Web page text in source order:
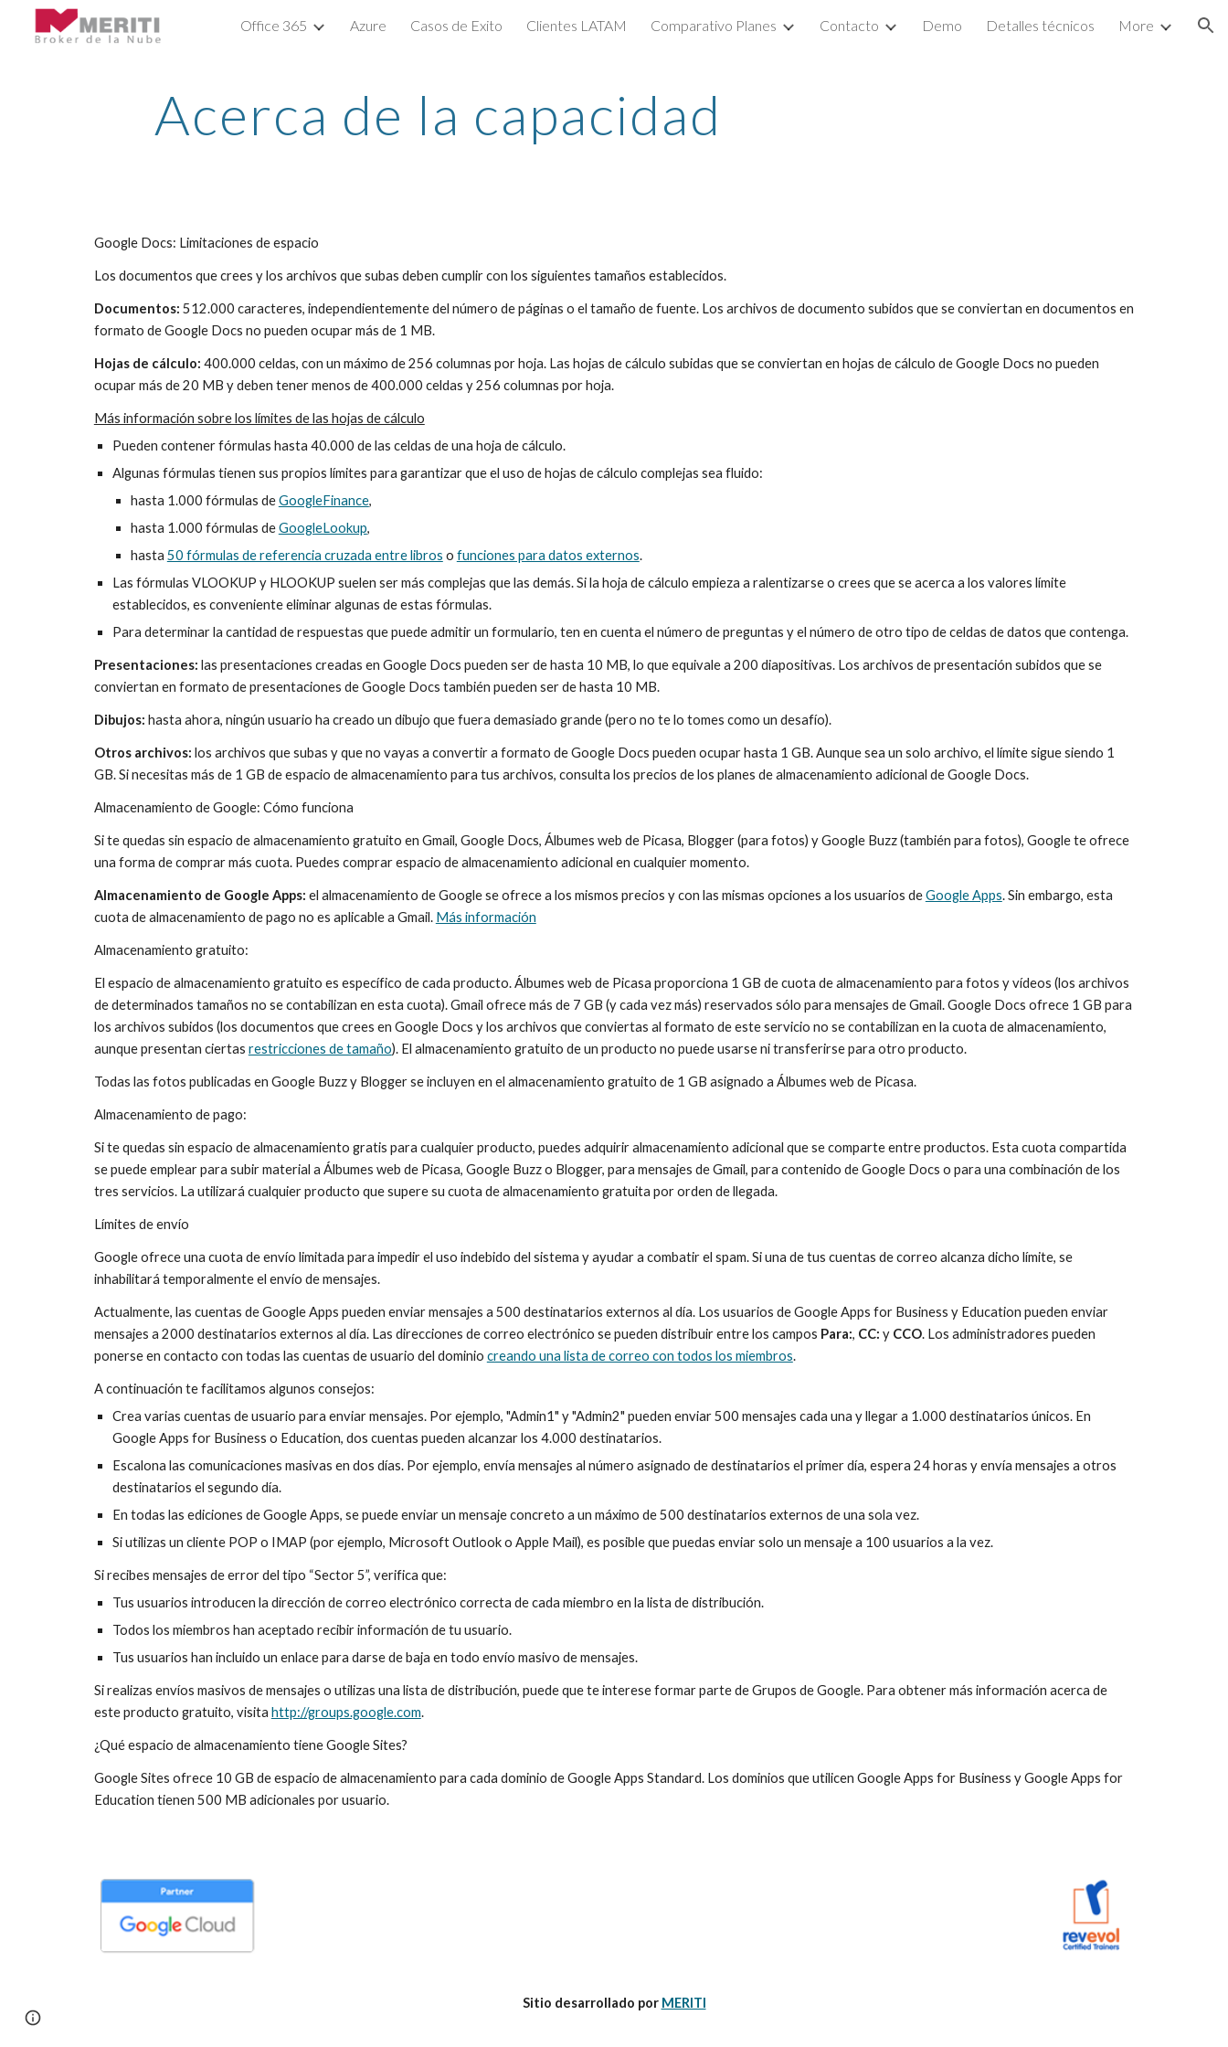
Skip to main content Skip to navigation
Office 365 Azure Casos de Exito Clientes LATAM Comparativo Planes Contacto Demo Detalles técnicos More
Acerca de la capacidad
Google Docs: Limitaciones de espacio
Los documentos que crees y los archivos que subas deben cumplir con los siguientes tamaños establecidos.
Documentos: 512.000 caracteres, independientemente del número de páginas o el tamaño de fuente. Los archivos de documento subidos que se conviertan en documentos en
formato de Google Docs no pueden ocupar más de 1 MB.
Hojas de cálculo: 400.000 celdas, con un máximo de 256 columnas por hoja. Las hojas de cálculo subidas que se conviertan en hojas de cálculo de Google Docs no pueden
ocupar más de 20 MB y deben tener menos de 400.000 celdas y 256 columnas por hoja.
Más información sobre los límites de las hojas de cálculo
Pueden contener fórmulas hasta 40.000 de las celdas de una hoja de cálculo.
Algunas fórmulas tienen sus propios límites para garantizar que el uso de hojas de cálculo complejas sea fluido:
hasta 1.000 fórmulas de GoogleFinance,
hasta 1.000 fórmulas de GoogleLookup,
hasta 50 fórmulas de referencia cruzada entre libros o funciones para datos externos.
Las fórmulas VLOOKUP y HLOOKUP suelen ser más complejas que las demás. Si la hoja de cálculo empieza a ralentizarse o crees que se acerca a los valores límite
establecidos, es conveniente eliminar algunas de estas fórmulas.
Para determinar la cantidad de respuestas que puede admitir un formulario, ten en cuenta el número de preguntas y el número de otro tipo de celdas de datos que contenga.
Presentaciones: las presentaciones creadas en Google Docs pueden ser de hasta 10 MB, lo que equivale a 200 diapositivas. Los archivos de presentación subidos que se
conviertan en formato de presentaciones de Google Docs también pueden ser de hasta 10 MB.
Dibujos: hasta ahora, ningún usuario ha creado un dibujo que fuera demasiado grande (pero no te lo tomes como un desafío).
Otros archivos: los archivos que subas y que no vayas a convertir a formato de Google Docs pueden ocupar hasta 1 GB. Aunque sea un solo archivo, el límite sigue siendo 1
GB. Si necesitas más de 1 GB de espacio de almacenamiento para tus archivos, consulta los precios de los planes de almacenamiento adicional de Google Docs.
Almacenamiento de Google: Cómo funciona
Si te quedas sin espacio de almacenamiento gratuito en Gmail, Google Docs, Álbumes web de Picasa, Blogger (para fotos) y Google Buzz (también para fotos), Google te ofrece
una forma de comprar más cuota. Puedes comprar espacio de almacenamiento adicional en cualquier momento.
Almacenamiento de Google Apps: el almacenamiento de Google se ofrece a los mismos precios y con las mismas opciones a los usuarios de Google Apps. Sin embargo, esta
cuota de almacenamiento de pago no es aplicable a Gmail. Más información
Almacenamiento gratuito:
El espacio de almacenamiento gratuito es específico de cada producto. Álbumes web de Picasa proporciona 1 GB de cuota de almacenamiento para fotos y vídeos (los archivos
de determinados tamaños no se contabilizan en esta cuota). Gmail ofrece más de 7 GB (y cada vez más) reservados sólo para mensajes de Gmail. Google Docs ofrece 1 GB para
los archivos subidos (los documentos que crees en Google Docs y los archivos que conviertas al formato de este servicio no se contabilizan en la cuota de almacenamiento,
aunque presentan ciertas restricciones de tamaño). El almacenamiento gratuito de un producto no puede usarse ni transferirse para otro producto.
Todas las fotos publicadas en Google Buzz y Blogger se incluyen en el almacenamiento gratuito de 1 GB asignado a Álbumes web de Picasa.
Almacenamiento de pago:
Si te quedas sin espacio de almacenamiento gratis para cualquier producto, puedes adquirir almacenamiento adicional que se comparte entre productos. Esta cuota compartida
se puede emplear para subir material a Álbumes web de Picasa, Google Buzz o Blogger, para mensajes de Gmail, para contenido de Google Docs o para una combinación de los
tres servicios. La utilizará cualquier producto que supere su cuota de almacenamiento gratuita por orden de llegada.
Límites de envío
Google ofrece una cuota de envío limitada para impedir el uso indebido del sistema y ayudar a combatir el spam. Si una de tus cuentas de correo alcanza dicho límite, se
inhabilitará temporalmente el envío de mensajes.
Actualmente, las cuentas de Google Apps pueden enviar mensajes a 500 destinatarios externos al día. Los usuarios de Google Apps for Business y Education pueden enviar
mensajes a 2000 destinatarios externos al día. Las direcciones de correo electrónico se pueden distribuir entre los campos Para:, CC: y CCO. Los administradores pueden
ponerse en contacto con todas las cuentas de usuario del dominio creando una lista de correo con todos los miembros.
A continuación te facilitamos algunos consejos:
Crea varias cuentas de usuario para enviar mensajes. Por ejemplo, "Admin1" y "Admin2" pueden enviar 500 mensajes cada una y llegar a 1.000 destinatarios únicos. En
Google Apps for Business o Education, dos cuentas pueden alcanzar los 4.000 destinatarios.
Escalona las comunicaciones masivas en dos días. Por ejemplo, envía mensajes al número asignado de destinatarios el primer día, espera 24 horas y envía mensajes a otros
destinatarios el segundo día.
En todas las ediciones de Google Apps, se puede enviar un mensaje concreto a un máximo de 500 destinatarios externos de una sola vez.
Si utilizas un cliente POP o IMAP (por ejemplo, Microsoft Outlook o Apple Mail), es posible que puedas enviar solo un mensaje a 100 usuarios a la vez.
Si recibes mensajes de error del tipo “Sector 5”, verifica que:
Tus usuarios introducen la dirección de correo electrónico correcta de cada miembro en la lista de distribución.
Todos los miembros han aceptado recibir información de tu usuario.
Tus usuarios han incluido un enlace para darse de baja en todo envío masivo de mensajes.
Si realizas envíos masivos de mensajes o utilizas una lista de distribución, puede que te interese formar parte de Grupos de Google. Para obtener más información acerca de
este producto gratuito, visita http://groups.google.com.
¿Qué espacio de almacenamiento tiene Google Sites?
Google Sites ofrece 10 GB de espacio de almacenamiento para cada dominio de Google Apps Standard. Los dominios que utilicen Google Apps for Business y Google Apps for
Education tienen 500 MB adicionales por usuario.
Sitio desarrollado por MERITI